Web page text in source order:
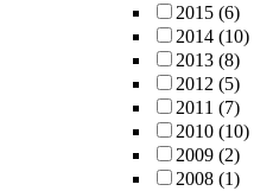
2015 (6)
2014 (10)
2013 (8)
2012 (5)
2011 (7)
2010 (10)
2009 (2)
2008 (1)